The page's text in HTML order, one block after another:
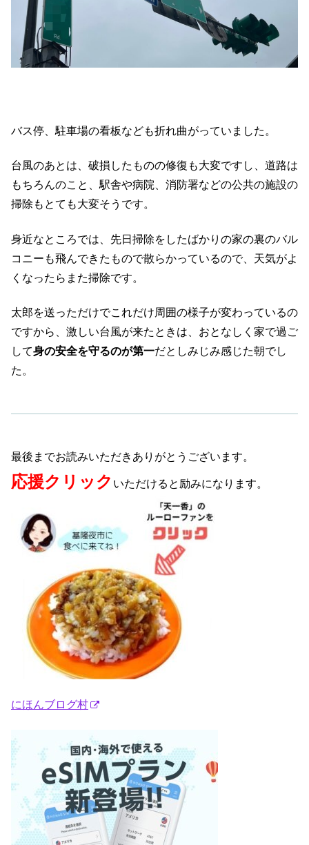
バス停、駐車場の看板なども折れ曲がっていました。
台風のあとは、破損したものの修復も大変ですし、道路は
もちろんのこと、駅舎や病院、消防署などの公共の施設の
掃除もとても大変そうです。
身近なところでは、先日掃除をしたばかりの家の裏のバル
コニーも飛んできたもので散らかっているので、天気がよ
くなったらまた掃除です。
太郎を送っただけでこれだけ周囲の様子が変わっているの
ですから、激しい台風が来たときは、おとなしく家で過ご
して身の安全を守るのが第一だとしみじみ感じた朝でし
た。
最後までお読みいただきありがとうございます。
応援クリック いただけると励みになります。
にほんブログ村